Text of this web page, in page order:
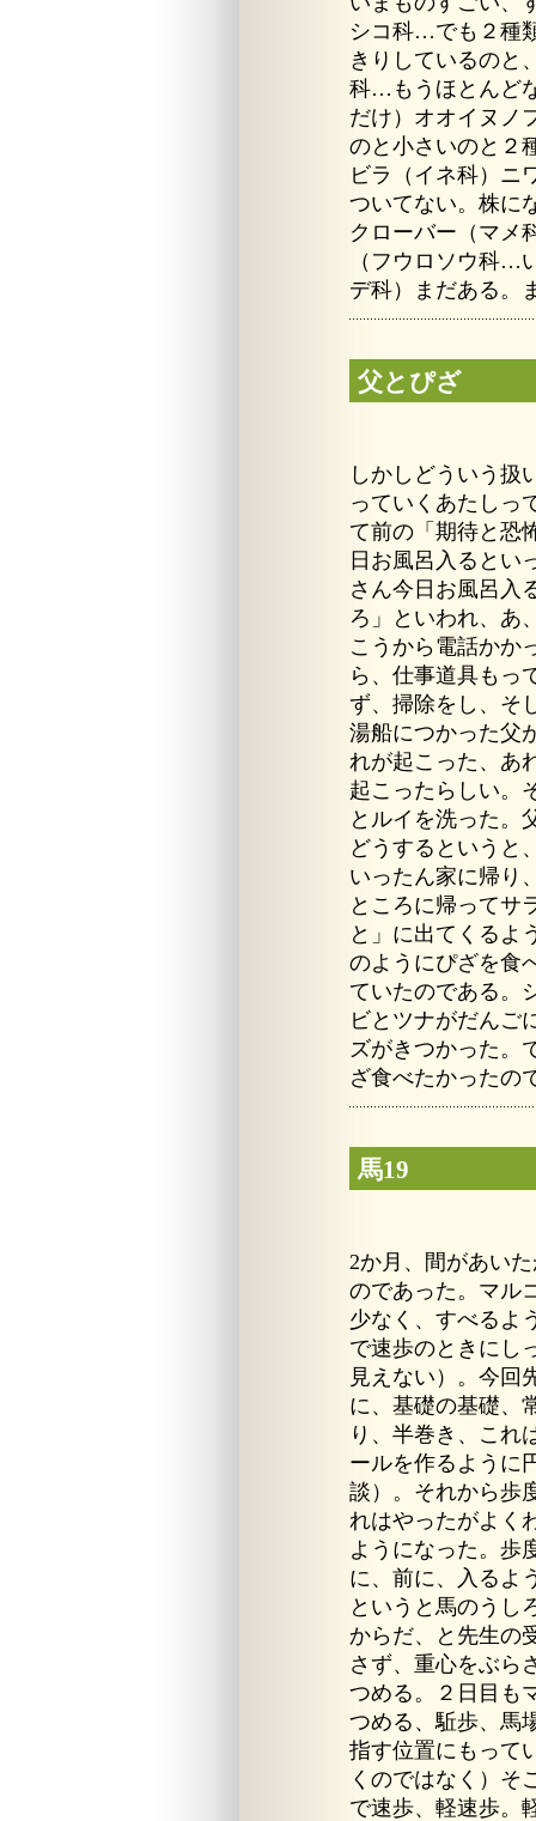
シコ科…でも２種
きりしているのと
科…もうほとんど
だけ）オオイヌノ
のと小さいのと２
ビラ（イネ科）ニ
ついてない。株に
クローバー（マメ
（フウロソウ科…
デ科）まだある。
父とぴざ
しかしどういう扱
っていくあたしっ
て前の「期待と恐
日お風呂入るとい
さん今日お風呂入
ろ」といわれ、あ
こうから電話かか
ら、仕事道具もっ
ず、掃除をし、そ
湯船につかった父
れが起こった、あ
起こったらしい。
とルイを洗った。
どうするというと
いったん家に帰り
ところに帰ってサ
と」に出てくるよ
のようにぴざを食
ていたのである。
ビとツナがだんご
ズがきつかった。
ざ食べたかったの
馬19
2か月、間があい
のであった。マル
少なく、すべるよ
で速歩のときにし
見えない）。今回
に、基礎の基礎、
り、半巻き、これ
ールを作るように
談）。それから歩
れはやったがよく
ようになった。歩
に、前に、入るよ
というと馬のうし
からだ、と先生の
さず、重心をぶら
つめる。２日目も
つめる、駈歩、馬
指す位置にもって
くのではなく）そ
で速歩、軽速歩。